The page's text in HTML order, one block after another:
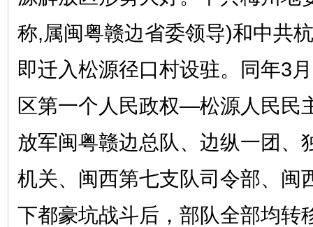
称,属闽粤赣边省委领导)和中共
即迁入松源径口村设驻。同年3
区第一个人民政权—松源人民民
放军闽粤赣边总队、边纵一团、
机关、闽西第七支队司令部、闽
下都豪坑战斗后，部队全部均转